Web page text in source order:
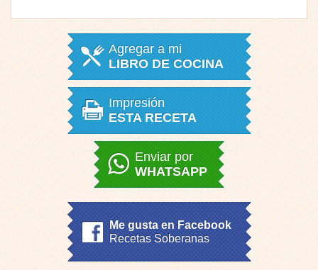
Agregar a mi
LIBRO DE COCINA
Impresión
ESTA RECETA
Enviar por
WHATSAPP
Me gusta en Facebook
Recetas Soberanas